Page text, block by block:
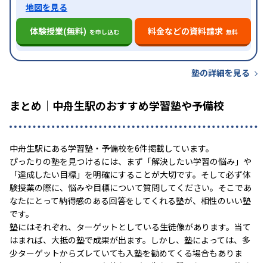
地図を見る
体験授業(無料) を申し込む 料金などの資料請求 無料
塾の詳細を見る
まとめ｜中舟生駅のおすすめ学習塾や予備校
中舟生駅にある学習塾・予備校を6件掲載しています。
ぴったりの塾を見つけるには、まず「解決したい学習の悩み」や
「達成したい目標」を明確にすることが大切です。そして必ず体
験授業の際に、悩みや目標について質問してください。そこであ
なたにとって納得感のある回答をしてくれる塾が、相性のいい塾
です。
塾にはそれぞれ、ターゲットとしている生徒像があります。当て
はまれば、大抵の塾で成果が出ます。しかし、塾によっては、多
少ターゲットからズレていても入塾を勧めてくる場合もありま